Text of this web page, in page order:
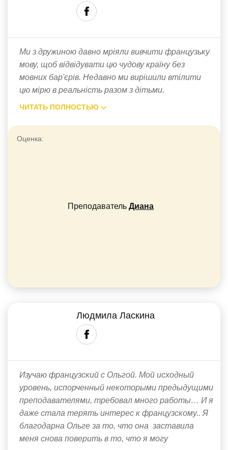
Ми з дружиною давно мріяли вивчити французьку
мову, щоб відвідувати цю чудову країну без
мовних бар'єрів. Недавно ми вирішили втілити
цю мірю в реальність разом з дітьми.
ЧИТАТЬ ПОЛНОСТЬЮ
Оценка:
Преподаватель Диана
Людмила Ласкина
Изучаю французский с Ольгой. Мой исходный
уровень, испорченный некоторыми предыдущими
преподавателями, требовал много работы… И я
даже стала терять интерес к французскому.. Я
благодарна Ольге за то, что она заставила
меня снова поверить в то, что я могу